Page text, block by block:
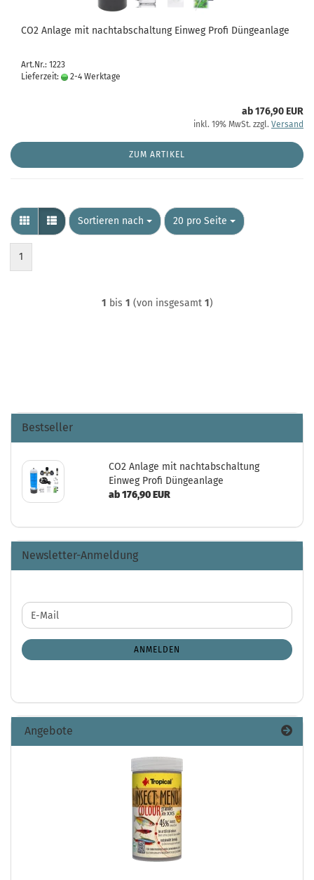
CO2 Anlage mit nachtabschaltung Einweg Profi Düngeanlage
Art.Nr.: 1223
Lieferzeit:
2-4 Werktage
ab 176,90 EUR
inkl. 19% MwSt. zzgl. Versand
ZUM ARTIKEL
Sortieren nach
Sortieren nach 20 pro Seite
pro Seite
1
1 bis 1 (von insgesamt 1)
Bestseller
CO2 Anlage mit nachtabschaltung
Einweg Profi Düngeanlage
ab 176,90 EUR
Newsletter-Anmeldung
WEITER
ZUR
ANMELDUNG
E-
Mail
ANMELDEN
Angebote